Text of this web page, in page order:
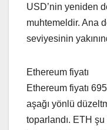
USD’nin yeniden
muhtemeldir. Ana
seviyesinin
Ethereum fiyatı
Ethereum fiyatı
aşağı yönlü
toparlandı. ETH